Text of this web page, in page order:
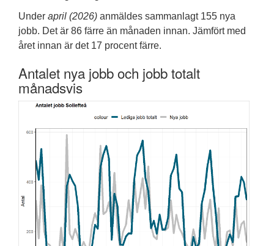
Under april (2026) anmäldes sammanlagt 155 nya
jobb. Det är 86 färre än månaden innan. Jämfört med
året innan är det 17 procent färre.
Antalet nya jobb och jobb totalt
månadsvis